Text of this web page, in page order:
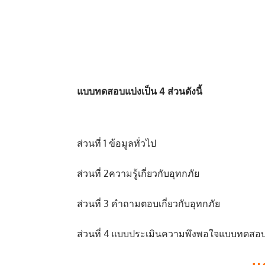
แบบทดสอบแบ่งเป็น 4 ส่วนดังนี้
ส่วนที่ 1 ข้อมูลทั่วไป
ส่วนที่ 2ความรู้เกี่ยวกับอุทกภัย
ส่วนที่ 3 คำถามตอบเกี่ยวกับอุทกภัย
ส่วนที่ 4 แบบประเมินความพึงพอใจแบบทดสอ